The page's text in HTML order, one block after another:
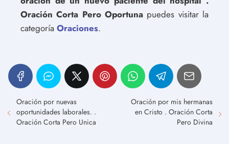
Oración Corta Pero Oportuna puedes visitar la
categoría Oraciones.
Oración por nuevas
oportunidades laborales. .
Oración Corta Pero Unica
Oración por mis hermanas
en Cristo . Oración Corta
Pero Divina